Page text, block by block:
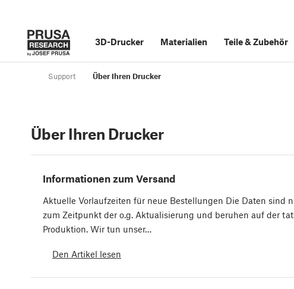
3D-Drucker Materialien Teile&Zubehör
Support Über Ihren Drucker
Über Ihren Drucker
Informationen zum Versand
Aktuelle Vorlaufzeiten für neue Bestellungen Die Daten sind
zum Zeitpunkt der o.g. Aktualisierung und beruhen auf der
Produktion. Wir tun unser…
Den Artikel lesen